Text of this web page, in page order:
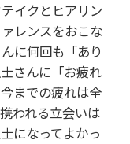
イクとヒアリン
レンスをおこな
に何回も「あり
さんに「お疲れ
までの疲れは全
われる立会いは
になってよかっ